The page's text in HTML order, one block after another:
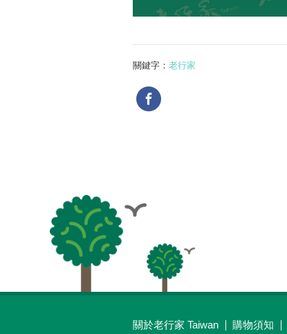
關鍵字： 老行家
最新消息 線上購物
關於老行家 Taiwan 購物須知